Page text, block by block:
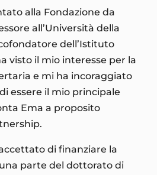
alla Fondazione da
all’Università della
dell’Istituto
visto il mio interesse per la
e mi ha incoraggiato
essere il mio principale
Ema a proposito
di finanziare la
parte del dottorato di